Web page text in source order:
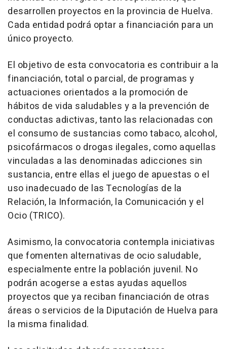
desarrollen proyectos en la provincia de Huelva.
Cada entidad podrá optar a financiación para un
único proyecto.
El objetivo de esta convocatoria es contribuir a la
financiación, total o parcial, de programas y
actuaciones orientados a la promoción de
hábitos de vida saludables y a la prevención de
conductas adictivas, tanto las relacionadas con
el consumo de sustancias como tabaco, alcohol,
psicofármacos o drogas ilegales, como aquellas
vinculadas a las denominadas adicciones sin
sustancia, entre ellas el juego de apuestas o el
uso inadecuado de las Tecnologías de la
Relación, la Información, la Comunicación y el
Ocio (TRICO).
Asimismo, la convocatoria contempla iniciativas
que fomenten alternativas de ocio saludable,
especialmente entre la población juvenil. No
podrán acogerse a estas ayudas aquellos
proyectos que ya reciban financiación de otras
áreas o servicios de la Diputación de Huelva para
la misma finalidad.